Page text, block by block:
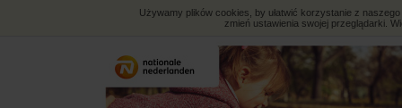
Używamy plików cookies, by ułatwić korzystanie z
zmień ustawienia swojej przeglądarki.